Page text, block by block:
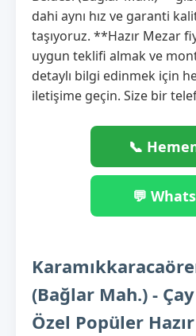
dahi aynı hız ve garanti
taşıyoruz. **Hazır Mezar
uygun teklifi almak ve
detaylı bilgi edinmek için
iletişime geçin. Size bir
📞
💬
(Bağlar Mah.) -
Özel Popüler